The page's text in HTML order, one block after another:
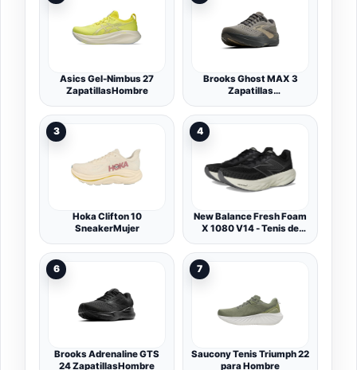
Asics Gel-Nimbus 27
ZapatillasHombre
Brooks Ghost MAX 3
Zapatillas
3
Hoka Clifton 10
SneakerMujer
4
New Balance Fresh Foam
X 1080 V14 - Tenis de
Negro/Phantom/Sal
6
Brooks Adrenaline GTS
24 ZapatillasHombre
7
Saucony Tenis Triumph 22
para Hombre